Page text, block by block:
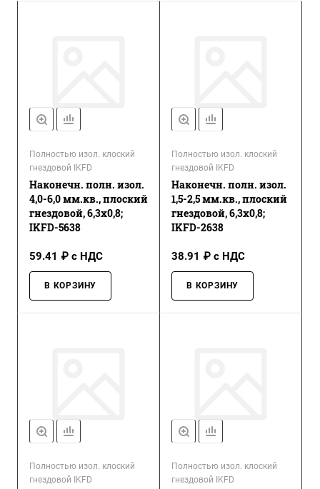
Полностью изол. клоский
гнездовой IKFD
Наконечн. полн. изол.
4,0-6,0 мм.кв., плоский
гнездовой, 6,3х0,8;
IKFD-5638
59.41 ₽ с НДС
В КОРЗИНУ
Полностью изол. клоский
гнездовой IKFD
Наконечн. полн. изол.
1,5-2,5 мм.кв., плоский
гнездовой, 6,3х0,8;
IKFD-2638
38.91 ₽ с НДС
В КОРЗИНУ
Полностью изол. клоский
гнездовой IKFD
Полностью изол. клоский
гнездовой IKFD